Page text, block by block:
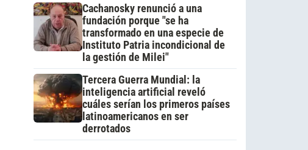
Cachanosky renunció a una
fundación porque "se ha
transformado en una especie de
Instituto Patria incondicional de
la gestión de Milei"
Tercera Guerra Mundial: la
inteligencia artificial reveló
cuáles serían los primeros países
latinoamericanos en ser
derrotados